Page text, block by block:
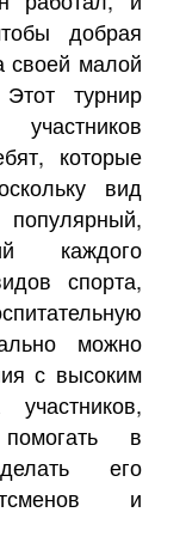
добрая
своей малой
турнир
которые
вид
каждого
спорта,
можно
с высоким
участников,
в
его
и